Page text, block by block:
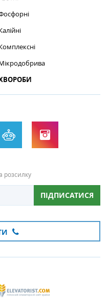
розсилку
ПІДПИСАТИСЯ